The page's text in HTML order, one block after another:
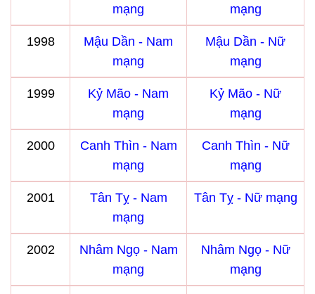
mạng
mạng
1998
Mậu Dần - Nam
mạng
Mậu Dần - Nữ
mạng
1999
Kỷ Mão - Nam
mạng
Kỷ Mão - Nữ
mạng
2000
Canh Thìn - Nam
mạng
Canh Thìn - Nữ
mạng
2001
Tân Tỵ - Nam
mạng
Tân Tỵ - Nữ mạng
2002
Nhâm Ngọ - Nam
mạng
Nhâm Ngọ - Nữ
mạng